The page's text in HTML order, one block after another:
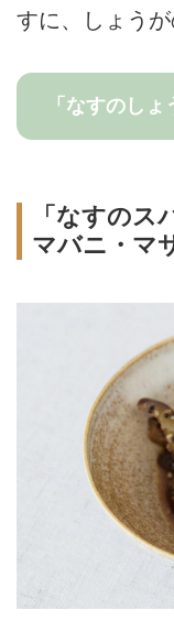
すに、しょうが
「なすのし
「なすのス
マバニ・マ